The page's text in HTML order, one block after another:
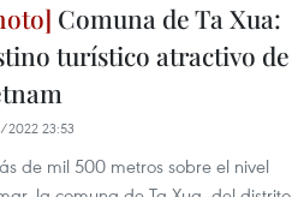
Comuna de Ta Xua:
turístico atractivo de
2022 23:53
de mil 500 metros sobre el nivel